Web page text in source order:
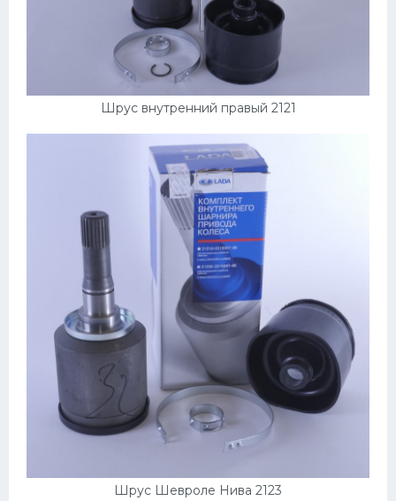
Шрус внутренний правый 2121
Шрус Шевроле Нива 2123